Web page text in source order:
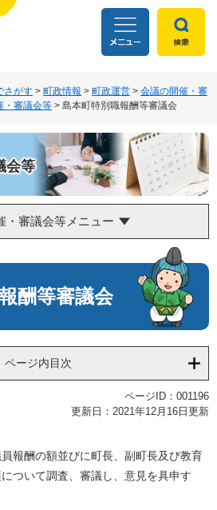
さがす > 町政情報 > 町政運営 > 会議の開催・審
・審議会等 > 島本町特別職報酬等審議会
会等
・審議会等メニュー
酬等審議会
ページ内目次
ページID：001196
更新日：2021年12月16日更新
報酬の額並びに町長、副町長及び教育
ついて調査、審議し、意見を具申す